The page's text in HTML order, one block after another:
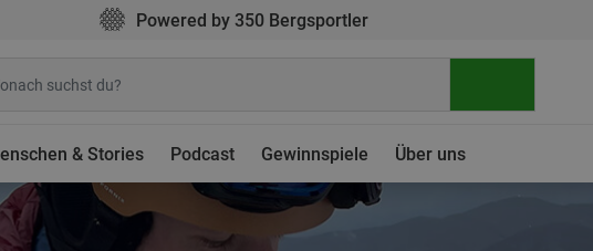
Powered by 350 Bergsportler
& Stories Podcast Gewinnspiele Über uns